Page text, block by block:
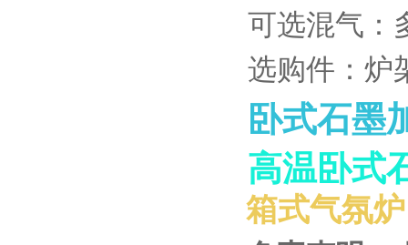
可选混气：
选购件：炉
卧式石墨
高温卧式
箱式气氛炉